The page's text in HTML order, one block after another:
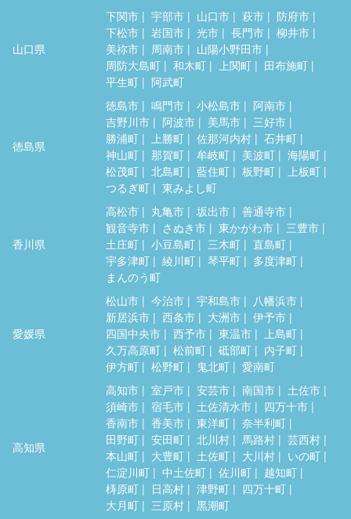
山口県
下関市 宇部市 山口市 萩市
防府市
下松市
岩国市 光市 長門市
柳井市
美祢市
周南市
山陽小野田市
周防大島町
和木町 上関町
田布施町
平生町
阿武町
徳島県
徳島市 鳴門市 小松島市
阿南市
吉野川市
阿波市 美馬市
三好市
勝浦町
上勝町 佐那河内村
石井町
神山町
那賀町 牟岐町 美波町
海陽町
松茂町
北島町 藍住町 板野町
上板町
つるぎ町
東みよし町
香川県
高松市 丸亀市 坂出市
善通寺市
観音寺市
さぬき市 東かがわ市
三豊市
土庄町
小豆島町 三木町
直島町
宇多津町
綾川町 琴平町
多度津町
まんのう町
愛媛県
松山市 今治市 宇和島市
八幡浜市
新居浜市
西条市 大洲市
伊予市
四国中央市
西予市 東温市
上島町
久万高原町
松前町 砥部町
内子町
伊方町
松野町 鬼北町 愛南町
高知県
高知市 室戸市 安芸市 南国市
土佐市
須崎市
宿毛市 土佐清水市
四万十市
香南市
香美市 東洋町
奈半利町
田野町
安田町 北川村 馬路村
芸西村
本山町
大豊町 土佐町 大川村
いの町
仁淀川町
中土佐町 佐川町
越知町
梼原町
日高村 津野町
四万十町
大月町
三原村 黒潮町